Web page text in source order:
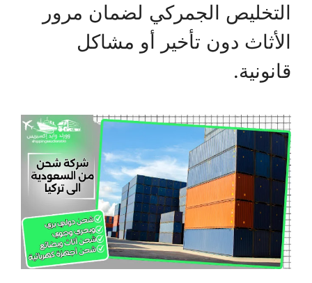
التخليص الجمركي لضمان مرور
الأثاث دون تأخير أو مشاكل
قانونية.